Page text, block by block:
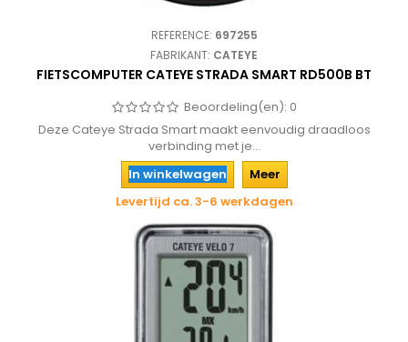
REFERENCE: 697255
FABRIKANT: CATEYE
FIETSCOMPUTER CATEYE STRADA SMART RD500B BT
Beoordeling(en): 0
Deze Cateye Strada Smart maakt eenvoudig draadloos
verbinding met je...
In winkelwagen
Meer
Levertijd ca. 3-6 werkdagen